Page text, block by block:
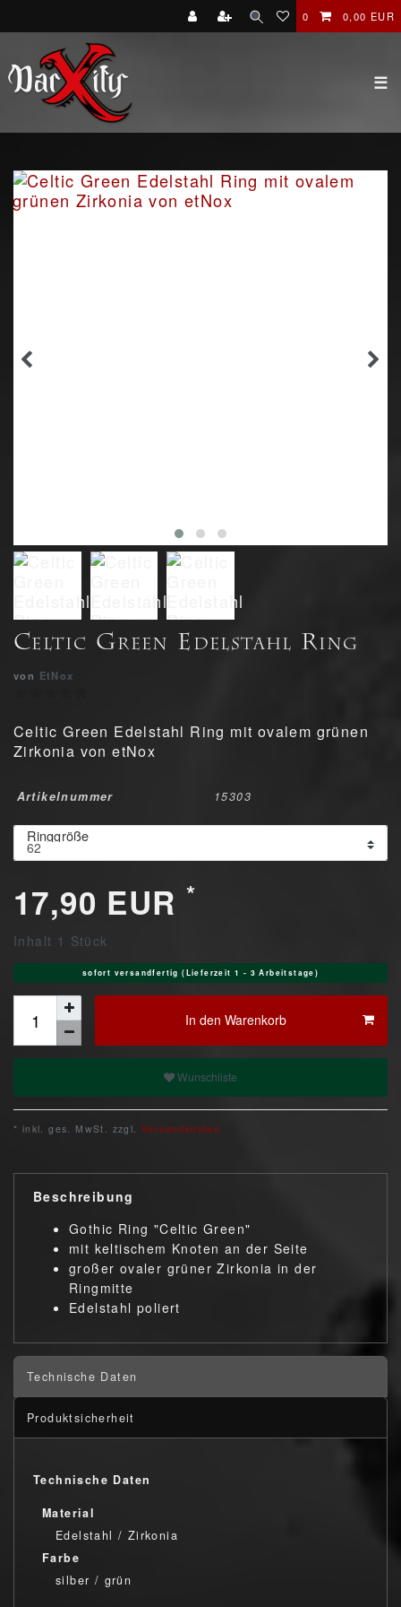
0 0,00 EUR
☰
Celtic Green Edelstahl Ring
von EtNox
Celtic Green Edelstahl Ring mit ovalem grünen
Zirkonia von etNox
Artikelnummer 15303
Ringgröße
17,90 EUR *
Inhalt 1 Stück
sofort versandfertig (Lieferzeit 1 - 3 Arbeitstage)
In den Warenkorb
Wunschliste
* inkl. ges. MwSt. zzgl. Versandkosten
Beschreibung
Gothic Ring "Celtic Green"
mit keltischem Knoten an der Seite
großer ovaler grüner Zirkonia in der
Ringmitte
Edelstahl poliert
Technische Daten
Produktsicherheit
Technische Daten
Material
Edelstahl / Zirkonia
Farbe
silber / grün